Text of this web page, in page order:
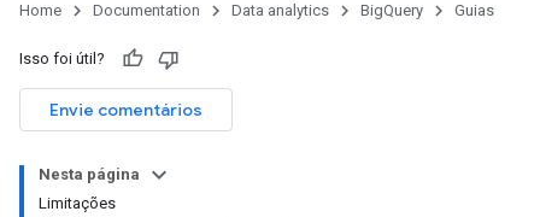
Home Documentation Data analytics BigQuery Guias
Isso foi útil?
Envie comentários
Nesta página
Limitações